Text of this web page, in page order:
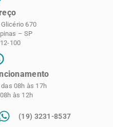
670
– SP
100
08h às 17h
às 12h
(19) 3231-8537